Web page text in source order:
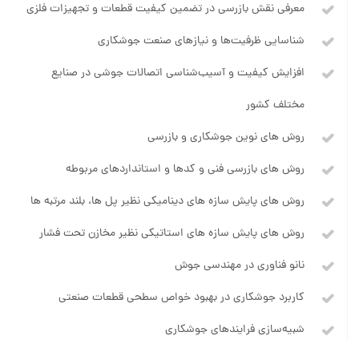
معرفی نقش بازرسی در تضمین کیفیت قطعات و تجهیزات فلزی
شناسایی ظرفیت‌ها و نیازهای صنعت جوشکاری
افزایش کیفیت و آسیب‌شناسی اتصالات جوشی در صنایع
مختلف کشور
روش های نوین جوشکاری و بازرسی
روش های بازرسی فنی و کدها و استانداردهای مربوطه
روش های پایش سازه های دینامیکی نظیر پل ها، بلند مرتبه ها
روش های پایش سازه های استاتیکی نظیر مخازن تحت فشار
نانو فناوری در مهندسی جوش
کاربرد جوشکاری در بهبود خواص سطحی قطعات صنعتی
شبیه‌سازی فرایندهای جوشکاری